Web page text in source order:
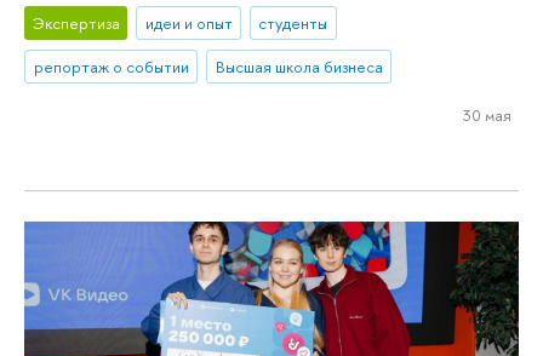
Экспертиза идеи и опыт
студенты
репортаж о событии
Высшая школа бизнеса
30 мая